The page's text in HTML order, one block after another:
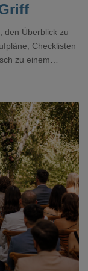
den Überblick zu
Checklisten
zu einem
vor einem Event